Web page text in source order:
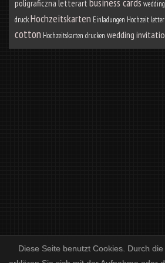
poligraficzna letterart business cards
druckHochzeitskarten Einladungen Hochzeit
cotton Hochzeitskarten drucken wedding
Diese Seite benutzt Cookies. Durch